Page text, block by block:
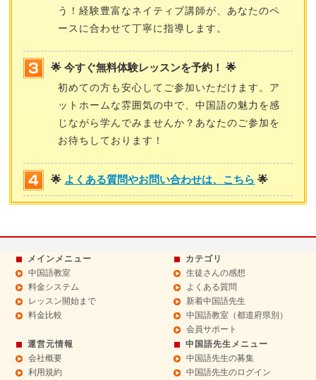
う！経験豊富なネイティブ講師が、あなたのペ
ースに合わせて丁寧に指導します。
🌟 今すぐ無料体験レッスンを予約！ 🌟
初めての方も安心してご参加いただけます。ア
ットホームな雰囲気の中で、中国語の魅力を感
じながら学んでみませんか？あなたのご参加を
お待ちしております！
🌟 よくある質問やお問い合わせは、こちら 🌟
メインメニュー
中国語教室
料金システム
レッスン開始まで
料金比較
カテゴリ
生徒さんの感想
よくある質問
新着中国語先生
中国語教室（都道府県別）
会員サポート
運営元情報
会社概要
利用規約
中国語先生メニュー
中国語先生の募集
中国語先生のログイン